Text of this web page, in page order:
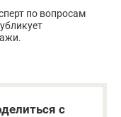
по вопросам
с